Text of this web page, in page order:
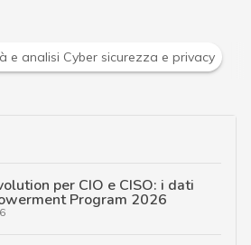
e Malware: le ultime news in tempo
per CIO e CISO: i dati
Program 2026